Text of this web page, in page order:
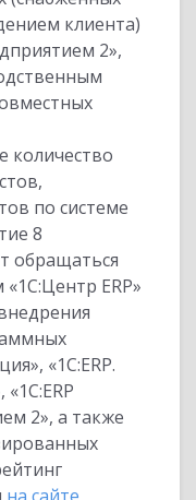
клиента)
2»,
по системе
8
обращаться
ERP»
«1С:ERP.
2», а также